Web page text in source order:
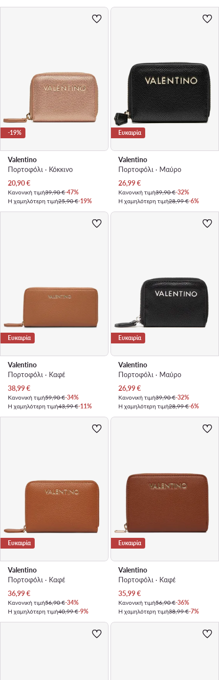
-19%
Valentino
Πορτοφόλι · Κόκκινο
Τρέχουσα τιμή
20,90€
Κανονική τιμή39,90 €-47%
Η χαμηλότερη τιμή25,90 €-19%
Ευκαιρία
Valentino
Πορτοφόλι · Μαύρο
Τρέχουσα τιμή
26,99€
Κανονική τιμή39,90 €-32%
Η χαμηλότερη τιμή28,99 €-6%
Ευκαιρία
Valentino
Πορτοφόλι · Καφέ
Τρέχουσα τιμή
38,99€
Κανονική τιμή59,90 €-34%
Η χαμηλότερη τιμή43,99 €-11%
Ευκαιρία
Valentino
Πορτοφόλι · Μαύρο
Τρέχουσα τιμή
26,99€
Κανονική τιμή39,90 €-32%
Η χαμηλότερη τιμή28,99 €-6%
Ευκαιρία
Valentino
Πορτοφόλι · Καφέ
Τρέχουσα τιμή
36,99€
Κανονική τιμή56,90 €-34%
Η χαμηλότερη τιμή40,99 €-9%
Ευκαιρία
Valentino
Πορτοφόλι · Καφέ
Τρέχουσα τιμή
35,99€
Κανονική τιμή56,90 €-36%
Η χαμηλότερη τιμή38,99 €-7%